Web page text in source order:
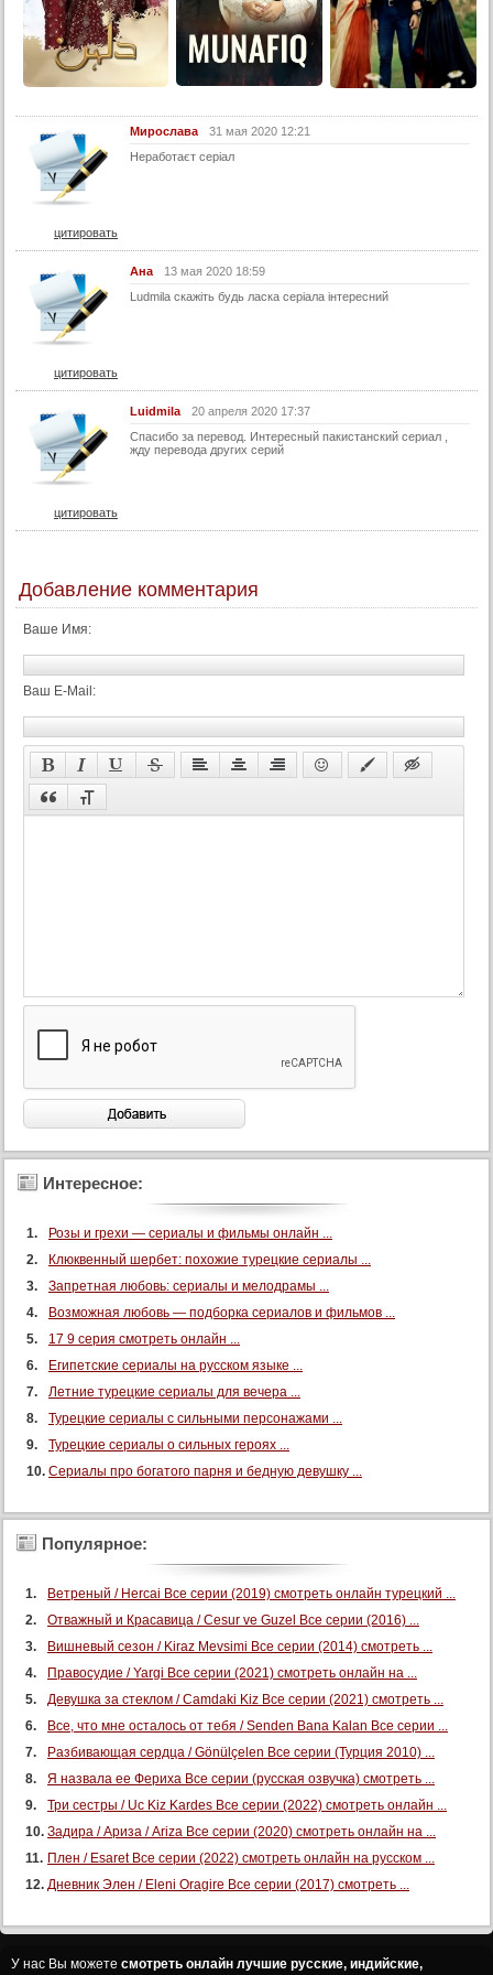
26 серия
27 серия
28 серия
Конец
Мирослава
31 мая 2020 12:21
Неработаєт серіал
цитировать
Ана
13 мая 2020 18:59
Ludmila скажіть будь ласка серіала інтересний
цитировать
Luidmila
20 апреля 2020 17:37
Cпасибо за перевод. Интересный пакистанский сериал ,
жду перевода других серий
цитировать
Добавление комментария
Ваше Имя:
Ваш E-Mail:
Интересное:
Розы и грехи — сериалы и фильмы онлайн ...
Клюквенный шербет: похожие турецкие сериалы ...
Запретная любовь: сериалы и мелодрамы ...
Возможная любовь — подборка сериалов и фильмов ...
17 9 серия смотреть онлайн ...
Египетские сериалы на русском языке ...
Летние турецкие сериалы для вечера ...
Турецкие сериалы с сильными персонажами ...
Турецкие сериалы о сильных героях ...
Сериалы про богатого парня и бедную девушку ...
Популярное:
Ветреный / Hercai Все серии (2019) смотреть онлайн турецкий ...
Отважный и Красавица / Cesur ve Guzel Все серии (2016) ...
Вишневый сезон / Kiraz Mevsimi Все серии (2014) смотреть ...
Правосудие / Yargi Все серии (2021) смотреть онлайн на ...
Девушка за стеклом / Camdaki Kiz Все серии (2021) смотреть ...
Все, что мне осталось от тебя / Senden Bana Kalan Все серии ...
Разбивающая сердца / Gönülçelen Все серии (Турция 2010) ...
Я назвала ее Фериха Все серии (русская озвучка) смотреть ...
Три сестры / Uc Kiz Kardes Все серии (2022) смотреть онлайн ...
Задира / Ариза / Ariza Все серии (2020) смотреть онлайн на ...
Плен / Esaret Все серии (2022) смотреть онлайн на русском ...
Дневник Элен / Eleni Oragire Все серии (2017) смотреть ...
У нас Вы можете смотреть онлайн лучшие русские, индийские,